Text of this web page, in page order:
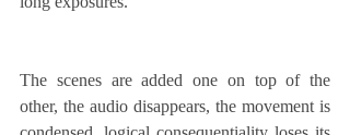
The scenes are added one on top of the
other, the audio disappears, the movement is